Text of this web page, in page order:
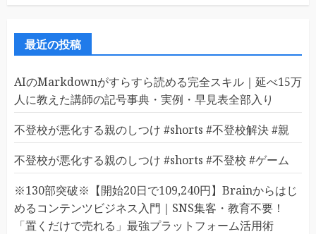
最近の投稿
AIのMarkdownがすらすら読める完全スキル｜延べ15万
人に教えた講師の記号事典・実例・早見表全部入り
不登校が悪化する親のしつけ #shorts #不登校解決 #親
不登校が悪化する親のしつけ #shorts #不登校 #ゲーム
※130部突破※【開始20日で109,240円】Brainからはじ
めるコンテンツビジネス入門｜SNS集客・教育不要！
「置くだけで売れる」最強プラットフォーム活用術